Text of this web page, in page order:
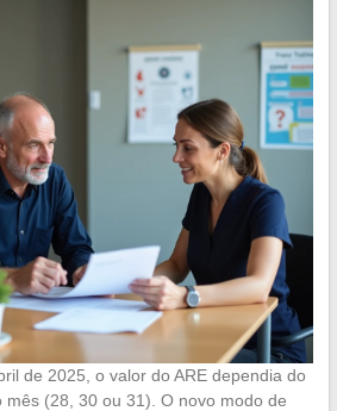
de 2025, o valor do ARE dependia do
mês (28, 30 ou 31). O novo modo de